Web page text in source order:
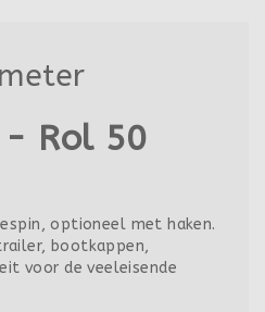
- Rol 50
optioneel met haken.
bootkappen,
voor de veeleisende